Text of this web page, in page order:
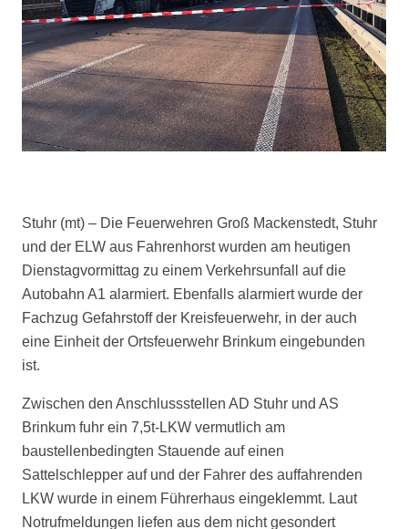
Stuhr (mt) – Die Feuerwehren Groß Mackenstedt, Stuhr
und der ELW aus Fahrenhorst wurden am heutigen
Dienstagvormittag zu einem Verkehrsunfall auf die
Autobahn A1 alarmiert. Ebenfalls alarmiert wurde der
Fachzug Gefahrstoff der Kreisfeuerwehr, in der auch
eine Einheit der Ortsfeuerwehr Brinkum eingebunden
ist.
Zwischen den Anschlussstellen AD Stuhr und AS
Brinkum fuhr ein 7,5t-LKW vermutlich am
baustellenbedingten Stauende auf einen
Sattelschlepper auf und der Fahrer des auffahrenden
LKW wurde in einem Führerhaus eingeklemmt. Laut
Notrufmeldungen liefen aus dem nicht gesondert